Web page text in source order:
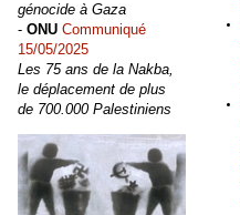
génocide à Gaza
- ONU Communiqué
15/05/2025
Les 75 ans de la Nakba,
le déplacement de plus
de 700.000 Palestiniens